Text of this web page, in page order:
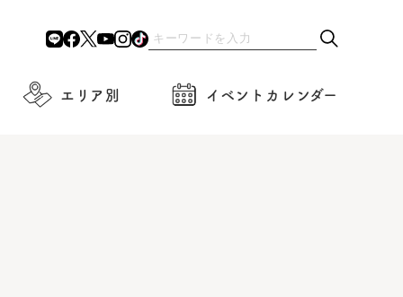
エリア別 イベントカレンダー